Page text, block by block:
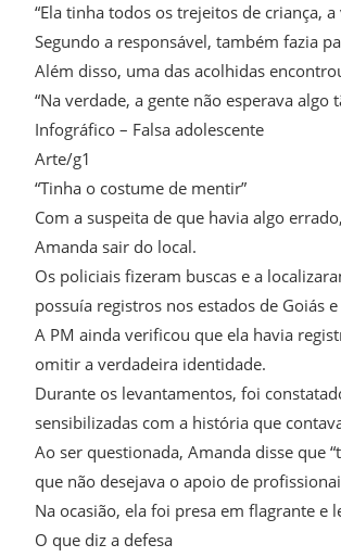
“Ela tinha todos os trejeitos de criança,
Segundo a responsável, também fazia
Além disso, uma das acolhidas
“Na verdade, a gente não esperava
Infográfico – Falsa adolescente
Arte/g1
“Tinha o costume de mentir”
Com a suspeita de que havia algo
Amanda sair do local.
Os policiais fizeram buscas e a
possuía registros nos estados de Goiás
A PM ainda verificou que ela havia
omitir a verdadeira identidade.
Durante os levantamentos, foi
sensibilizadas com a história que
Ao ser questionada, Amanda disse que
que não desejava o apoio de
Na ocasião, ela foi presa em flagrante e
O que diz a defesa